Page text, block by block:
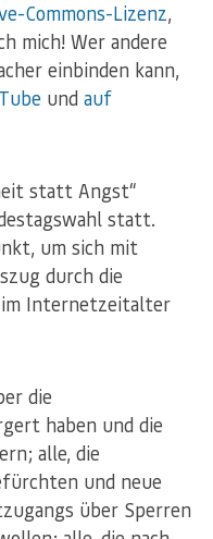
Commons-Lizenz,
mich! Wer andere
einbinden kann,
und auf
statt Angst“
statt.
um sich mit
durch die
Internetzeitalter
die
haben und die
alle, die
und neue
über Sperren